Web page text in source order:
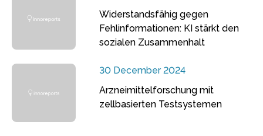
Widerstandsfähig gegen
Fehlinformationen: KI stärkt den
sozialen Zusammenhalt
30 December 2024
Arzneimittelforschung mit
zellbasierten Testsystemen